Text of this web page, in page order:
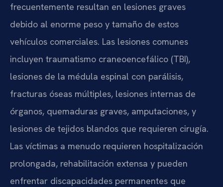
frecuentemente resultan en lesiones graves
debido al enorme peso y tamaño de estos
vehículos comerciales. Las lesiones comunes
incluyen traumatismo craneoencefálico (TBI),
lesiones de la médula espinal con parálisis,
fracturas óseas múltiples, lesiones internas de
órganos, quemaduras graves, amputaciones, y
lesiones de tejidos blandos que requieren cirugía.
Las víctimas a menudo requieren hospitalización
prolongada, rehabilitación extensa y pueden
enfrentar discapacidades permanentes que